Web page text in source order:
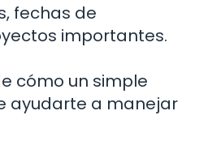
fechas de
importantes.
cómo un simple
ayudarte a manejar